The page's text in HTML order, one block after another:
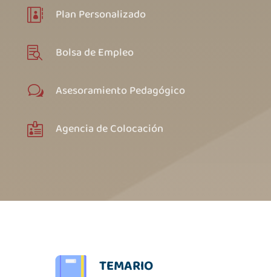
 Plan Personalizado
 Bolsa de Empleo
w Asesoramiento Pedagógico
 Agencia de Colocación
TEMARIO